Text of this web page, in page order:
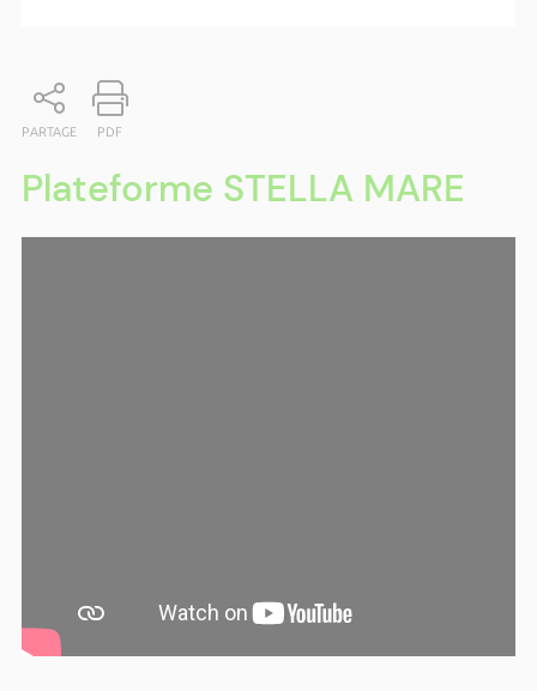
PARTAGE PDF
Plateforme STELLA MARE